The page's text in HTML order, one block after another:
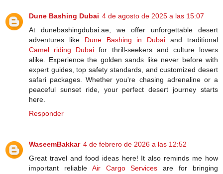
Dune Bashing Dubai 4 de agosto de 2025 a las 15:07
At dunebashingdubai.ae, we offer unforgettable desert
adventures like Dune Bashing in Dubai and traditional
Camel riding Dubai for thrill-seekers and culture lovers
alike. Experience the golden sands like never before with
expert guides, top safety standards, and customized desert
safari packages. Whether you're chasing adrenaline or a
peaceful sunset ride, your perfect desert journey starts
here.
Responder
WaseemBakkar 4 de febrero de 2026 a las 12:52
Great travel and food ideas here! It also reminds me how
important reliable Air Cargo Services are for bringing